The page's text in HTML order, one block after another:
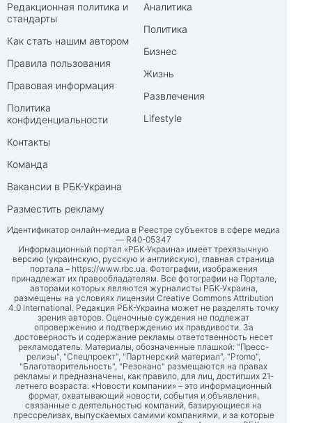
Редакционная политика и
стандарты
Как стать нашим автором
Правила пользования
Правовая информация
Политика
конфиденциальности
Контакты
Команда
Вакансии в РБК-Украина
Разместить рекламу
Аналитика
Политика
Бизнес
Жизнь
Развлечения
Lifestyle
Идентификатор онлайн-медиа в Реестре субъектов в сфере медиа
— R40-05347
Информационный портал «РБК-Украина» имеет трехязычную
версию (украинскую, русскую и английскую), главная страница
портала – https://www.rbc.ua. Фотографии, изображения
принадлежат их правообладателям. Все фотографии на Портале,
авторами которых являются журналисты РБК-Украина,
размещены на условиях лицензии Creative Commons Attribution
4.0 International. Редакция РБК-Украина может не разделять точку
зрения авторов. Оценочные суждения не подлежат
опровержению и подтверждению их правдивости. За
достоверность и содержание рекламы ответственность несет
рекламодатель. Материалы, обозначенные плашкой: "Пресс-
релизы", "Спецпроект", "Партнерский материал", "Promo",
"Благотворительность", "Резонанс" размещаются на правах
рекламы и предназначены, как правило, для лиц, достигших 21-
летнего возраста. «Новости компании» – это информационный
формат, охватывающий новости, события и объявления,
связанные с деятельностью компаний, базирующиеся на
прессрелизах, выпускаемых самими компаниями, и за которые